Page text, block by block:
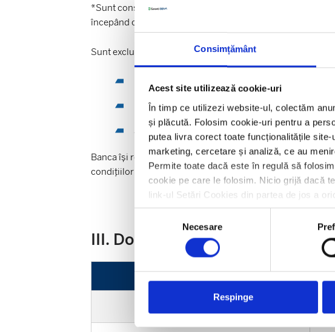
Consimțământ
Acest site utilizează cookie-uri
În timp ce utilizezi website-ul, colectăm
și plăcută. Folosim cookie-uri pentru a
putea livra corect toate funcționalitățile
marketing, cercetare și analiză, ce au
Permite toate dacă este în regulă să
cookie pe care le folosim. Nicio grijă dacă
link-ul Setări Cookies din partea de jos a
consimțământului
Necesare
Respinge
*Sunt considerate
începând cu data de 15.05.2026.
Sunt excluse din Campanie:
Depozitele constituite de angajații Grupului
Sumele aflate în contul curent la data de
Banca își rezervă dreptul de a nu acorda, de a anula sau
condițiilor sau regulamentului campaniei.
III. Dobânzi acordate în perioada